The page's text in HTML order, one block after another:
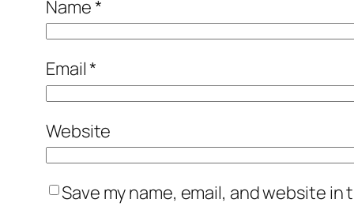
Name*
Email*
Website
Save my name, email, and website